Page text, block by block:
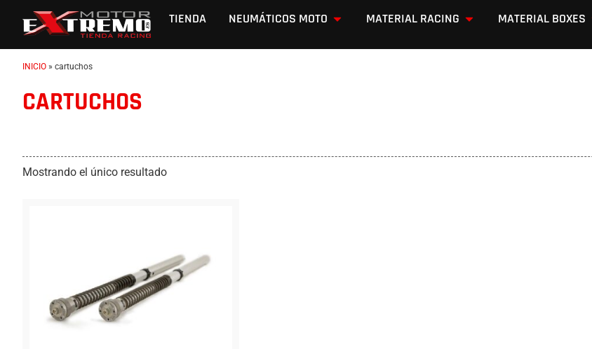
TIENDA NEUMÁTICOS MOTO MATERIAL RACING MATERIAL BOXES
INICIO » cartuchos
CARTUCHOS
Mostrando el único resultado